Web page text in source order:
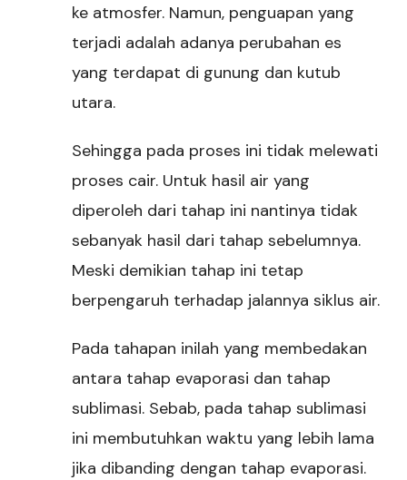
ke atmosfer. Namun, penguapan yang
terjadi adalah adanya perubahan es
yang terdapat di gunung dan kutub
utara.
Sehingga pada proses ini tidak melewati
proses cair. Untuk hasil air yang
diperoleh dari tahap ini nantinya tidak
sebanyak hasil dari tahap sebelumnya.
Meski demikian tahap ini tetap
berpengaruh terhadap jalannya siklus air.
Pada tahapan inilah yang membedakan
antara tahap evaporasi dan tahap
sublimasi. Sebab, pada tahap sublimasi
ini membutuhkan waktu yang lebih lama
jika dibanding dengan tahap evaporasi.